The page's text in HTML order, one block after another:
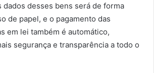
dados desses bens será de forma
de papel, e o pagamento das
em lei também é automático,
segurança e transparência a todo o